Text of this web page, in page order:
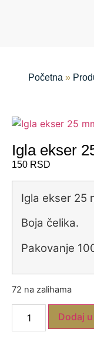
Početna »
Igla ekser
150 RSD
Igla ekser 25
Boja čelika.
Pakovanje
72 na zalihama
Dodaj